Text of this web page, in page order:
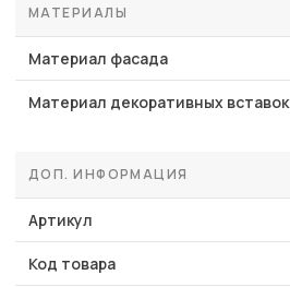
МАТЕРИАЛЫ
Материал фасада
Материал декоративных вставок
ДОП. ИНФОРМАЦИЯ
Артикул
Код товара